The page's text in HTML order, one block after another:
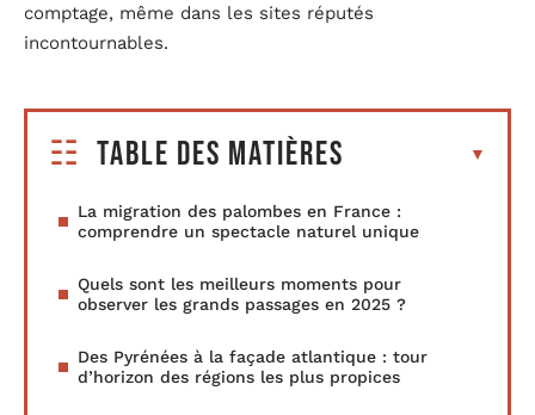
comptage, même dans les sites réputés
incontournables.
Table des matières
La migration des palombes en France :
comprendre un spectacle naturel unique
Quels sont les meilleurs moments pour
observer les grands passages en 2025 ?
Des Pyrénées à la façade atlantique : tour
d’horizon des régions les plus propices